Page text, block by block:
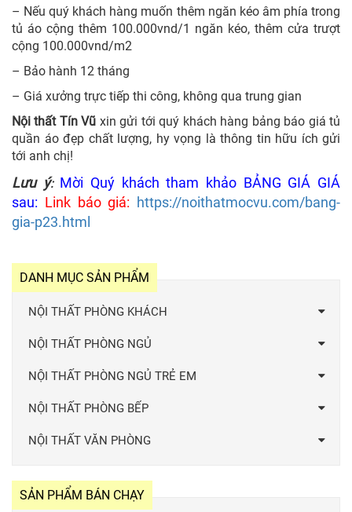
– Nếu quý khách hàng muốn thêm ngăn kéo âm phía trong
tủ áo cộng thêm 100.000vnd/1 ngăn kéo, thêm cửa trượt
cộng 100.000vnd/m2
– Bảo hành 12 tháng
– Giá xưởng trực tiếp thi công, không qua trung gian
Nội thất Tín Vũ xin gửi tới quý khách hàng bảng báo giá tủ
quần áo đẹp​ chất lượng, hy vọng là thông tin hữu ích gửi
tới anh chị!
Lưu ý: Mời Quý khách tham khảo BẢNG GIÁ GIÁ
sau: Link báo giá: https://noithatmocvu.com/bang-
gia-p23.html
DANH MỤC SẢN PHẨM
NỘI THẤT PHÒNG KHÁCH
NỘI THẤT PHÒNG NGỦ
NỘI THẤT PHÒNG NGỦ TRẺ EM
NỘI THẤT PHÒNG BẾP
NỘI THẤT VĂN PHÒNG
SẢN PHẨM BÁN CHẠY